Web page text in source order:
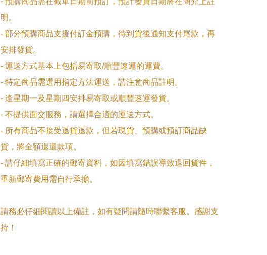
明。
- 部分預購商品支援付訂金預購，待到貨後通知支付尾款，再
安排發貨。
- 運送方式基本上包括易寄取/順豐速運的運費。
- 特定商品需選用指定方法運送，請注意商品註明。
- 逢星期一及星期四安排易寄取或順豐速運發貨。
- 不提供面交服務，請選擇合適的運送方式。
- 所有商品不接受退貨退款，但若現貨、預購或預訂商品缺
貨，將全額退還款項。
- 請仔細填寫正確的郵寄資料，如因填寫錯誤導致退回貨件，
重新郵寄費用需自行承擔。
請務必仔細閱讀以上備註，如有疑問請隨時聯繫客服。感謝支
持！